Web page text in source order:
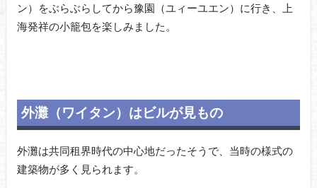
ン）をぶらぶらしてから豫園（ユィーユエン）に行き、上
海発祥の小籠包を楽しみました。
外灘（ワイタン）はビルが見もの
外灘は共同租界時代の中心地だったそうで、当時の様式の
建築物が多く見られます。